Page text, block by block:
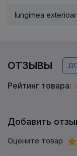
lungimea
ОТЗЫВЫ
Рейтинг товара:
Добавить
Оцените товар